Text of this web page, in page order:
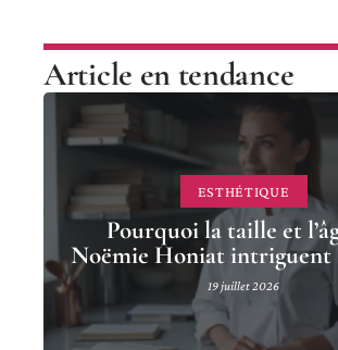
Article en tendance
ESTHÉTIQUE
Pourquoi la taille et
Noëmie Honiat intriguent
19 juillet 2026